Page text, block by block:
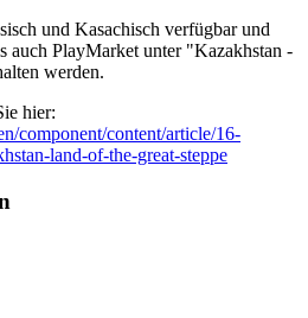
und Kasachisch verfügbar und
auch PlayMarket unter "Kazakhstan -
werden.
hier:
component/content/article/16-
land-of-the-great-steppe